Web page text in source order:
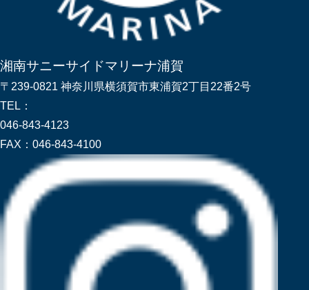
湘南サニーサイドマリーナ浦賀
〒239-0821 神奈川県横須賀市東浦賀2丁目22番2号
TEL：
046-843-4123
FAX： 046-843-4100